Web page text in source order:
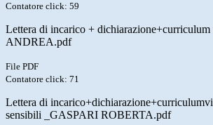
Contatore click: 59
Lettera di incarico +
ANDREA.pdf
File PDF
Contatore click: 71
Lettera di
sensibili _GASPARI ROBERTA.pdf